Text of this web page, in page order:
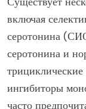
включая
серотонина
серотонина и
ингибиторы
часто